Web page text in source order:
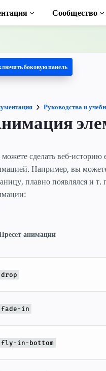
веб-
в Интернете
Руководства и учебники
Начните изучать AMP
Полная библиотека AMP
Примеры
Курсы
Пройдите бесплатные курсы по
AMP
Шаблоны
Готовые к использованию
Сообщество
боковую панель
Руководства и
сделать веб-
Например, вы
плавно появлялся и
анимации
drop
fade-in
fly-in-bottom